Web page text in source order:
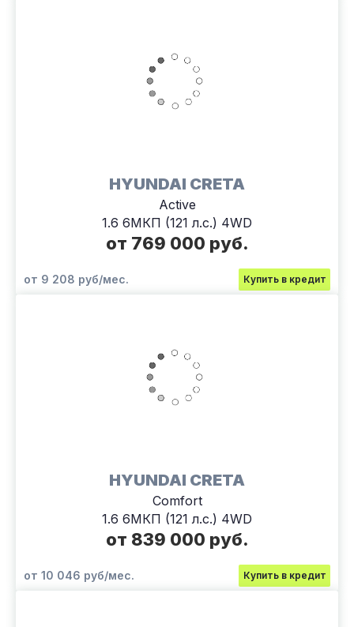
HYUNDAI CRETA
Active
1.6 6МКП (121 л.с.) 4WD
от 769 000 руб.
от 9 208 руб/мес. Купить в кредит
HYUNDAI CRETA
Comfort
1.6 6МКП (121 л.с.) 4WD
от 839 000 руб.
от 10 046 руб/мес. Купить в кредит